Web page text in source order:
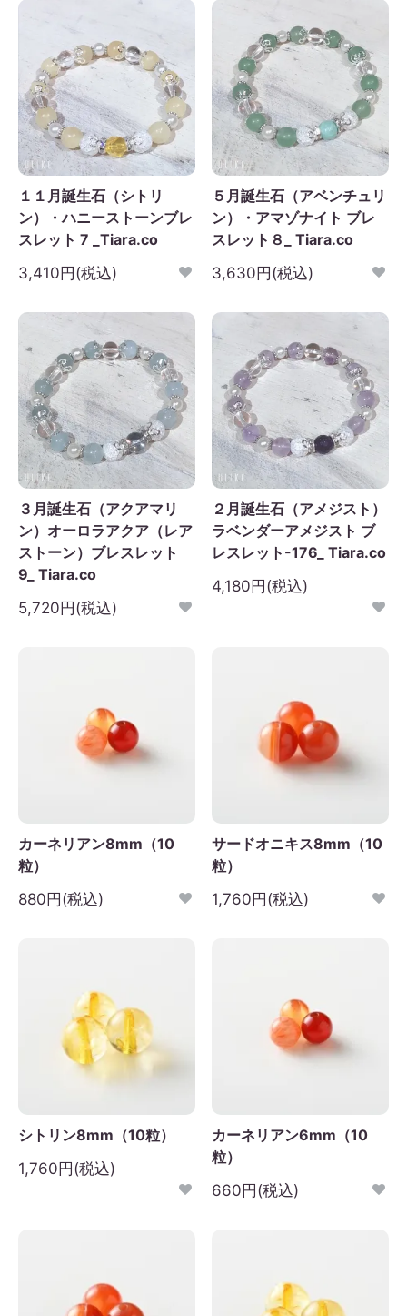
１１月誕生石（シトリ
ン）・ハニーストーンブレ
スレット 7 _Tiara.co
3,410円(税込)
５月誕生石（アベンチュリ
ン）・アマゾナイト ブレ
スレット８_ Tiara.co
3,630円(税込)
３月誕生石（アクアマリ
ン）オーロラアクア（レア
ストーン）ブレスレット
9_ Tiara.co
5,720円(税込)
２月誕生石（アメジスト）
ラベンダーアメジスト ブ
レスレット-176_ Tiara.co
4,180円(税込)
カーネリアン8mm（10
粒）
880円(税込)
サードオニキス8mm（10
粒）
1,760円(税込)
シトリン8mm（10粒）
1,760円(税込)
カーネリアン6mm（10
粒）
660円(税込)